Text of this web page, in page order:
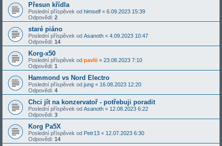
Přesun křídla
Poslední příspěvek od himself « 6.09.2023 15:39
Odpovědi: 2
staré piáno
Poslední příspěvek od Asanoth « 4.09.2023 10:47
Odpovědi: 14
Korg-x50
Poslední příspěvek od pavlii « 23.08.2023 7:10
Odpovědi: 1
Hammond vs Nord Electro
Poslední příspěvek od jung « 16.08.2023 12:20
Odpovědi: 4
Chci jít na konzervatoř - potřebuji poradit
Poslední příspěvek od Asanoth « 12.08.2023 6:22
Odpovědi: 3
Korg Pa5X
Poslední příspěvek od Petr13 « 12.07.2023 6:30
Odpovědi: 14